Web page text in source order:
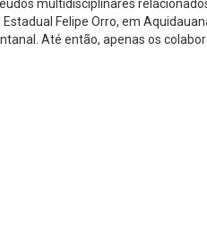
multidisciplinares
Felipe Orro, em
Até então, apenas os